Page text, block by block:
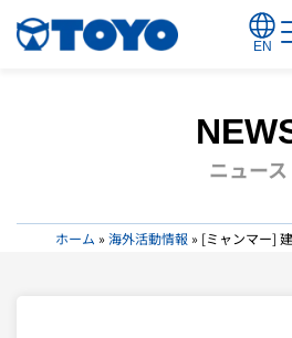
EN
ニュース
ホーム »海外活動情報 » [ミャンマー]